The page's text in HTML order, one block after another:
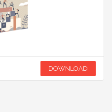
DOWNLOAD